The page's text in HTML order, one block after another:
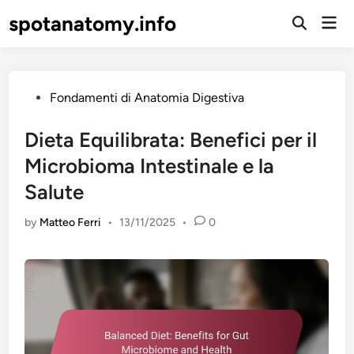
tospotanatomy.info
Open
PostedFondamenti di Anatomia Digestiva
Dieta Equilibrata: Benefici per il
Microbioma Intestinale e la
Salute
by Matteo Ferri • 13/11/2025 • 0